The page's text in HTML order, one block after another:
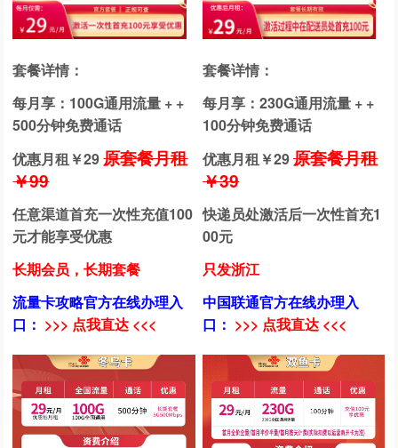
套餐详情：
每月享：100G通用流量 + +
500分钟免费通话
优惠月租￥29原套餐月租
￥99
任意渠道首充一次性充值100
元才能享受优惠
长期会员，长期套餐
流量卡攻略官方在线办理入
口： >>> 点我直达 <<<
套餐详情：
每月享：230G通用流量 + +
100分钟免费通话
优惠月租￥29原套餐月租
￥39
快递员处激活后一次性首充1
00元
只发浙江
中国联通官方在线办理入
口： >>> 点我直达 <<<